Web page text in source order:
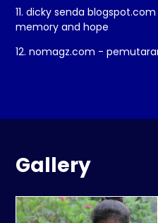
11. dicky senda
memory and hope
12. nomagz.com -
Gallery